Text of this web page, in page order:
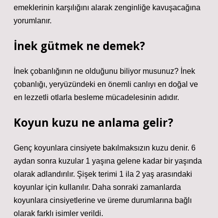
emeklerinin karşılığını alarak zenginliğe kavuşacağına
yorumlanır.
İnek gütmek ne demek?
İnek çobanlığının ne olduğunu biliyor musunuz? İnek
çobanlığı, yeryüzündeki en önemli canlıyı en doğal ve
en lezzetli otlarla besleme mücadelesinin adıdır.
Koyun kuzu ne anlama gelir?
Genç koyunlara cinsiyete bakılmaksızın kuzu denir. 6
aydan sonra kuzular 1 yaşına gelene kadar bir yaşında
olarak adlandırılır. Şişek terimi 1 ila 2 yaş arasındaki
koyunlar için kullanılır. Daha sonraki zamanlarda
koyunlara cinsiyetlerine ve üreme durumlarına bağlı
olarak farklı isimler verildi.